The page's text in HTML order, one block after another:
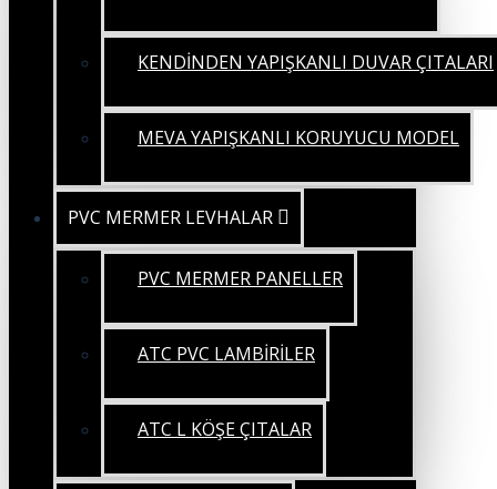
KENDİNDEN YAPIŞKANLI DUVAR ÇITALARI
MEVA YAPIŞKANLI KORUYUCU MODEL
PVC MERMER LEVHALAR
PVC MERMER PANELLER
ATC PVC LAMBİRİLER
ATC L KÖŞE ÇITALAR